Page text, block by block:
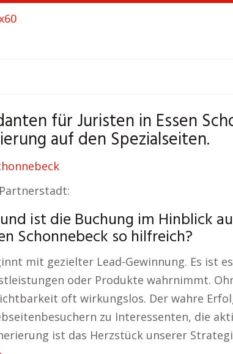
Essen
für Juristen in Essen
auf den Spezialseiten.
ist die Buchung im Hinblick
Schonnebeck so hilfreich?
mit gezielter Lead-Gewinnung. Es ist
oder Produkte wahrnimmt.
oft wirkungslos. Der wahre
zu Interessenten, die
ist das Herzstück unserer